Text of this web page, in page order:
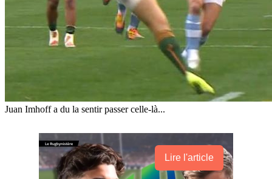
Juan Imhoff a du la sentir passer celle-là...
Lire l'article